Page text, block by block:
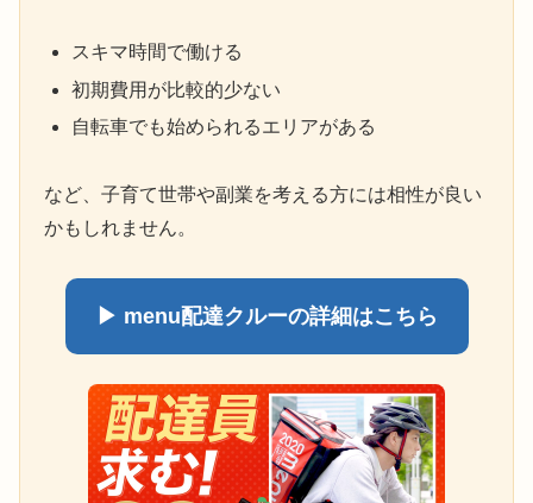
スキマ時間で働ける
初期費用が比較的少ない
自転車でも始められるエリアがある
など、子育て世帯や副業を考える方には相性が良い
かもしれません。
▶ menu配達クルーの詳細はこちら